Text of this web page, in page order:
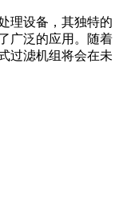
理设备，其独特的
广泛的应用。随着
过滤机组将会在未